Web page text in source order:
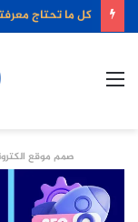
كل ما تحتاج
صمم موقع